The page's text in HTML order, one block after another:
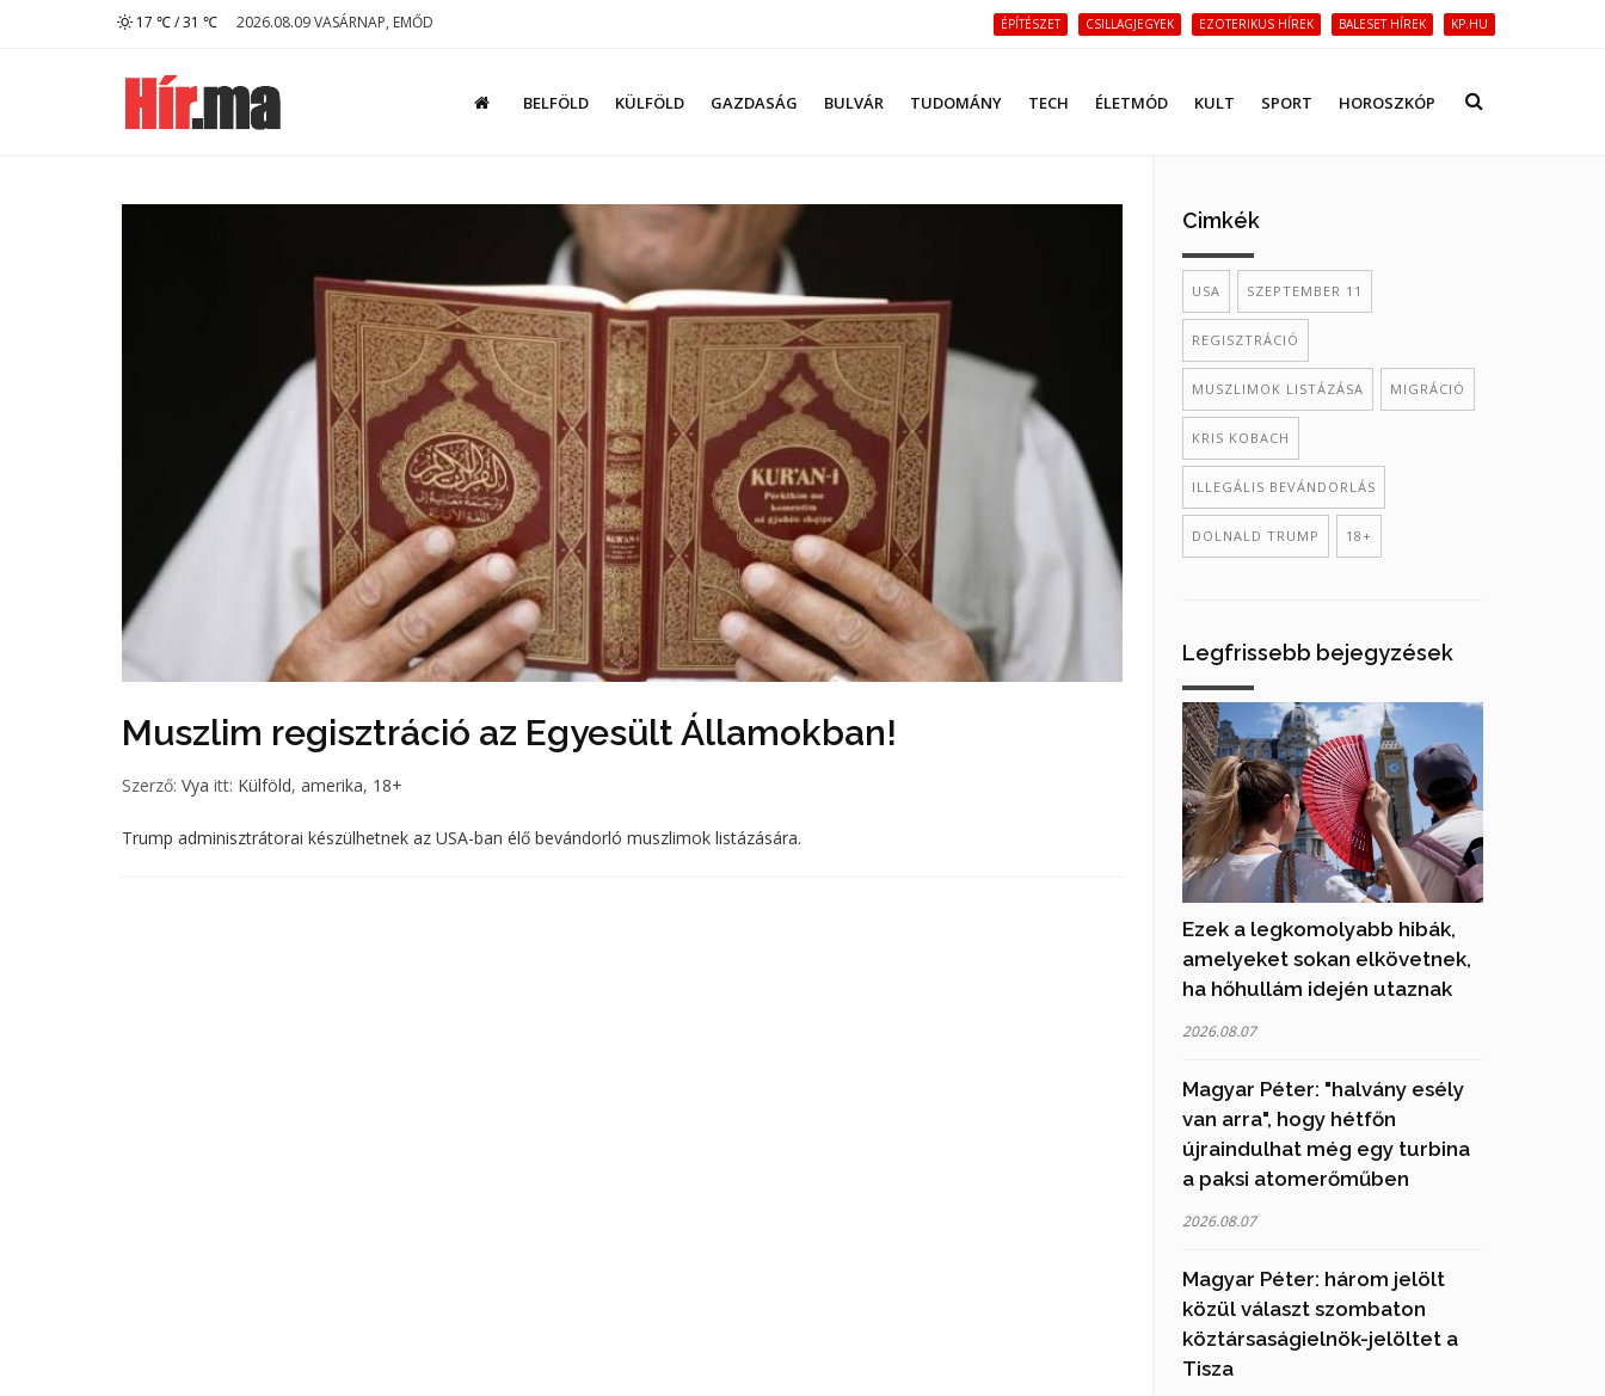
17 ℃ / 31 ℃ 2026.08.09 VASÁRNAP, EMŐD ÉPÍTÉSZET CSILLAGJEGYEK EZOTERIKUS HÍREK BALESET HÍREK KP.HU
BELFÖLD KÜLFÖLD GAZDASÁG BULVÁR TUDOMÁNY TECH ÉLETMÓD KULT SPORT HOROSZKÓP
Muszlim regisztráció az Egyesült Államokban!
Szerző: Vya itt: Külföld, amerika, 18+
Trump adminisztrátorai készülhetnek az USA-ban élő bevándorló muszlimok listázására.
Cimkék
USA SZEPTEMBER 11
REGISZTRÁCIÓ
MUSZLIMOK LISTÁZÁSA MIGRÁCIÓ
KRIS KOBACH
ILLEGÁLIS BEVÁNDORLÁS
DOLNALD TRUMP 18+
Legfrissebb bejegyzések
Ezek a legkomolyabb hibák,
amelyeket sokan elkövetnek,
ha hőhullám idején utaznak
2026.08.07
Magyar Péter: "halvány esély
van arra", hogy hétfőn
újraindulhat még egy turbina
a paksi atomerőműben
2026.08.07
Magyar Péter: három jelölt
közül választ szombaton
köztársaságielnök-jelöltet a
Tisza